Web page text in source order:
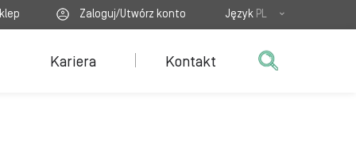
Zaloguj/Utwórz konto Język PL
Kariera Kontakt